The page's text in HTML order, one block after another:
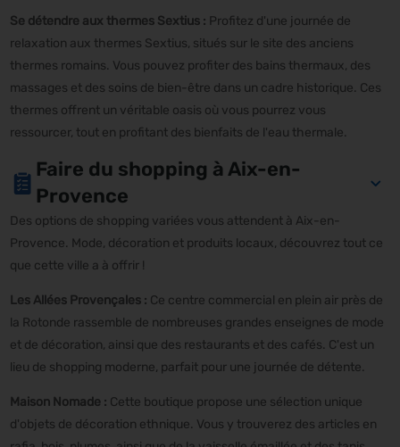
Se détendre aux thermes Sextius : Profitez d'une journée de
relaxation aux thermes Sextius, situés sur le site des anciens
thermes romains. Vous pouvez profiter des bains thermaux, des
massages et des soins de bien-être dans un cadre historique. Ces
thermes offrent un véritable oasis où vous pourrez vous
ressourcer, tout en profitant des bienfaits de l'eau thermale.
Faire du shopping à Aix-en-
Provence
Des options de shopping variées vous attendent à Aix-en-
Provence. Mode, décoration et produits locaux, découvrez tout ce
que cette ville a à offrir !
Les Allées Provençales : Ce centre commercial en plein air près de
la Rotonde rassemble de nombreuses grandes enseignes de mode
et de décoration, ainsi que des restaurants et des cafés. C'est un
lieu de shopping moderne, parfait pour une journée de détente.
Maison Nomade : Cette boutique propose une sélection unique
d'objets de décoration ethnique. Vous y trouverez des articles en